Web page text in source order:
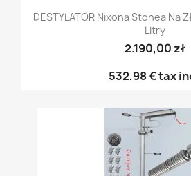
DESTYLATOR Nixona Stonea Na
Litry
2.190,00 zł
532,98 €tax